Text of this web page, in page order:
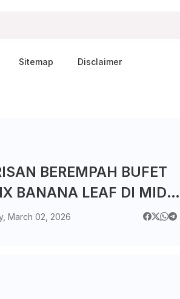
Sitemap Disclaimer
BEREMPAH BUFET
BANANA LEAF DI MID
JB
March 02, 2026